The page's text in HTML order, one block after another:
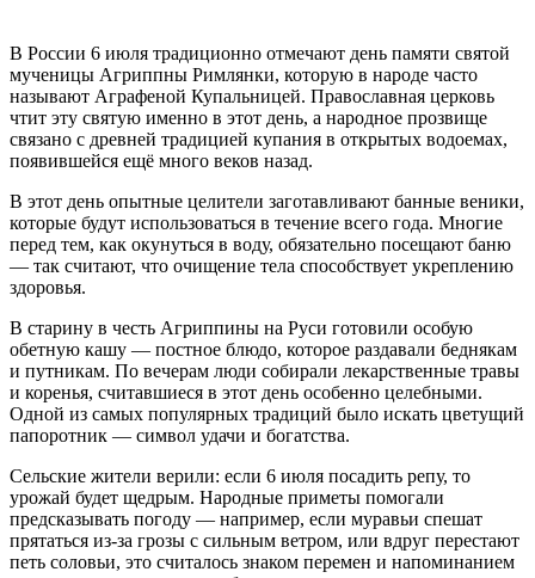
В России 6 июля традиционно отмечают день памяти святой
мученицы Агриппны Римлянки, которую в народе часто
называют Аграфеной Купальницей. Православная церковь
чтит эту святую именно в этот день, а народное прозвище
связано с древней традицией купания в открытых водоемах,
появившейся ещё много веков назад.
В этот день опытные целители заготавливают банные веники,
которые будут использоваться в течение всего года. Многие
перед тем, как окунуться в воду, обязательно посещают баню
— так считают, что очищение тела способствует укреплению
здоровья.
В старину в честь Агриппины на Руси готовили особую
обетную кашу — постное блюдо, которое раздавали беднякам
и путникам. По вечерам люди собирали лекарственные травы
и коренья, считавшиеся в этот день особенно целебными.
Одной из самых популярных традиций было искать цветущий
папоротник — символ удачи и богатства.
Сельские жители верили: если 6 июля посадить репу, то
урожай будет щедрым. Народные приметы помогали
предсказывать погоду — например, если муравьи спешат
прятаться из-за грозы с сильным ветром, или вдруг перестают
петь соловьи, это считалось знаком перемен и напоминанием